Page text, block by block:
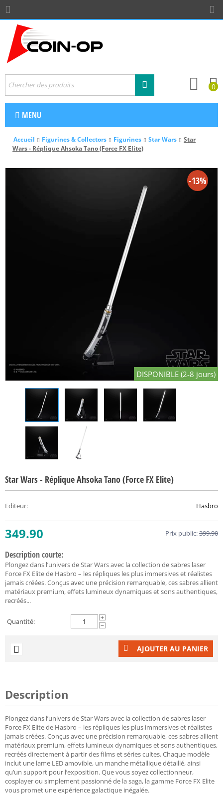
0
MENU
Accueil Figurines & Collectors Figurines Star Wars
Star
Wars - Réplique Ahsoka Tano (Force FX Elite)
-13%
DISPONIBLE (2-8 jours)
Star Wars - Réplique Ahsoka Tano (Force FX Elite)
Editeur: Hasbro
349.90 Prix public:399.90
Description courte:
Plongez dans l’univers de Star Wars avec la collection de sabres laser
Force FX Elite de Hasbro – les répliques les plus immersives et réalistes
jamais créées. Conçus avec une précision remarquable, ces sabres allient
matériaux premium, effets lumineux dynamiques et sons authentiques,
recréés...
Quantité:
+
−
AJOUTER AU PANIER
Description
Plongez dans l’univers de Star Wars avec la collection de sabres laser
Force FX Elite de Hasbro – les répliques les plus immersives et réalistes
jamais créées. Conçus avec une précision remarquable, ces sabres allient
matériaux premium, effets lumineux dynamiques et sons authentiques,
recréés directement à partir des films et séries cultes. Chaque modèle
inclut une lame LED amovible, un manche métallique détaillé, ainsi
qu’un support pour l’exposition. Que vous soyez collectionneur,
cosplayer ou simplement passionné de la saga, la gamme Force FX Elite
vous promet une expérience galactique inégalée.